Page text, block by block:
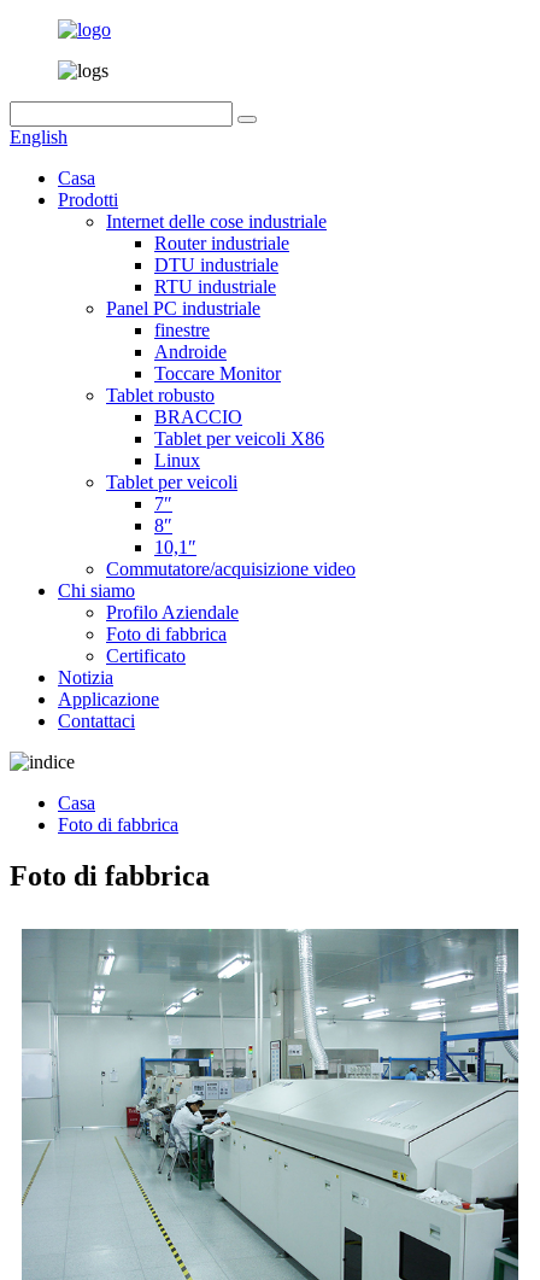
English
Casa
Prodotti
Internet delle cose industriale
Router industriale
DTU industriale
RTU industriale
Panel PC industriale
finestre
Androide
Toccare Monitor
Tablet robusto
BRACCIO
Tablet per veicoli X86
Linux
Tablet per veicoli
7″
8″
10,1″
Commutatore/acquisizione video
Chi siamo
Profilo Aziendale
Foto di fabbrica
Certificato
Notizia
Applicazione
Contattaci
Casa
Foto di fabbrica
Foto di fabbrica